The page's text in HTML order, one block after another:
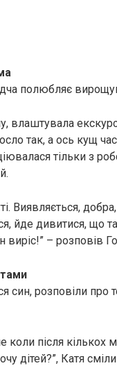
полюбляє
влаштувала
так, а ось кущ
тільки з
Виявляється,
йде дивитися, що
виріс!” – розповів
син, розповіли про
після кількох
дітей?”, Катя